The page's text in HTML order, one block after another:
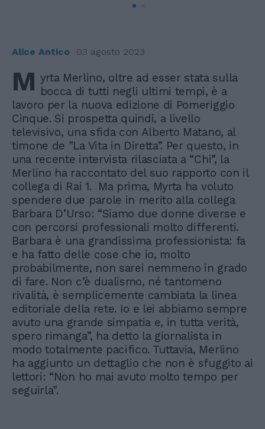
Alice Antico 03 agosto 2023
M yrta Merlino, oltre ad esser stata sulla
bocca di tutti negli ultimi tempi, è a
lavoro per la nuova edizione di Pomeriggio
Cinque. Si prospetta quindi, a livello
televisivo, una sfida con Alberto Matano, al
timone de "La Vita in Diretta”. Per questo, in
una recente intervista rilasciata a “Chi”, la
Merlino ha raccontato del suo rapporto con il
collega di Rai 1. Ma prima, Myrta ha voluto
spendere due parole in merito alla collega
Barbara D’Urso: “Siamo due donne diverse e
con percorsi professionali molto differenti.
Barbara è una grandissima professionista: fa
e ha fatto delle cose che io, molto
probabilmente, non sarei nemmeno in grado
di fare. Non c’è dualismo, né tantomeno
rivalità, è semplicemente cambiata la linea
editoriale della rete. Io e lei abbiamo sempre
avuto una grande simpatia e, in tutta verità,
spero rimanga”, ha detto la giornalista in
modo totalmente pacifico. Tuttavia, Merlino
ha aggiunto un dettaglio che non è sfuggito ai
lettori: “Non ho mai avuto molto tempo per
seguirla".